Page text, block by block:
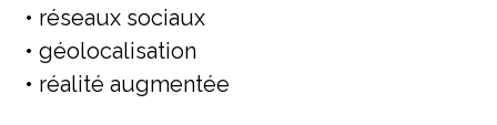
• réseaux sociaux
• géolocalisation
• réalité augmentée